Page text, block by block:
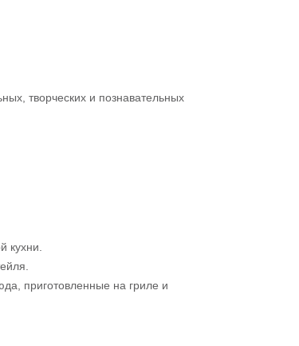
творческих и познавательных
кухни.
приготовленные на гриле и